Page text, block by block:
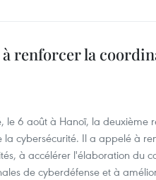
renforcer la
le 6 août à Hanoï, la deuxième
cybersécurité. Il a appelé à
à accélérer l'élaboration du
de cyberdéfense et à